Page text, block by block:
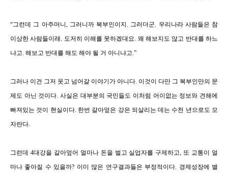
“그런데 그 아주머니 그러니까 복부인이지 그러더군
우리나라 사람들은 참
이상한 사람들이래
도저히 이해를 못하겠대요
왜 해보지도 않고 반대를 하느
냐고 해보고 반대를 해도 해야 될 거 아니냐고 ”
그러나 이건 그저 웃고 넘어갈 이야기가 아니다 . 이것이 다만 그 복부인만의 문
제도 아닌 것이다 .사실은 대부분의 국민들도 이처럼 어이없는 정보와 견해에
빠져있는 것이 현실이다. 한번 갈아엎은 강은 되살리는 데는 수천 년으로도 모
자란다
그런데 4대강을 갈아엎어 얼마나 돈을 벌고 실업자를 구제하고, 또 교통이 얼
마나 좋아질 수 있을까? 이미 많은 연구결과들은 부정적이다
경제성장에 별